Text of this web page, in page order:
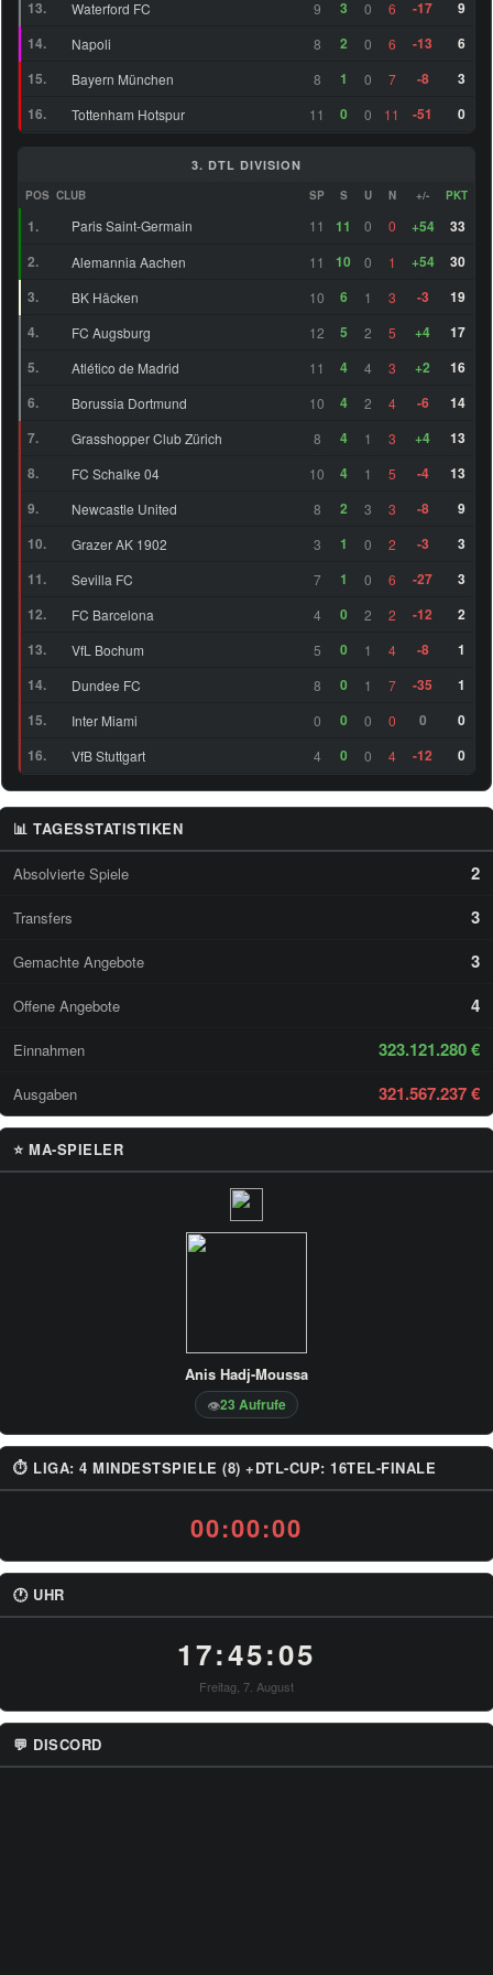
ZDM Corsin Konietzke (20) 63
Dongen (21)
ZOM Julian Justvan (28) 73
Sebastian Nanasi (24)
RF
Fernando López González
73
ZDM
ZOM Martín Ojeda (27) 76
(25)
RM Oliver Antman (24) 73
RF Rayane Bounida (20) 68
Wesley Gassova Ribeiro
13.
Waterford FC 9 3 0 6 -17
9
14.
Napoli 8 2 0 6 -13
6
15.
Bayern München 8 1 0 7 -8
3
16.
Tottenham Hotspur 11 0 0 11 -51 0
3. DTL DIVISION
POS CLUB SP S U N +/- PKT
1. Paris Saint-Germain 11 11 0 0 +54
33
2.
Alemannia Aachen 11 10 0 1 +54
30
3.
BK Häcken 10 6 1 3 -3
19
4.
FC Augsburg 12 5 2 5 +4
17
5.
Atlético de Madrid 11 4 4 3 +2
16
6.
Borussia Dortmund 10 4 2 4 -6
14
7.
Grasshopper Club Zürich 8 4 1 3 +4
13
8.
FC Schalke 04 10 4 1 5 -4
13
9.
Newcastle United 8 2 3 3 -8
9
10.
Grazer AK 1902 3 1 0 2 -3
3
11.
Sevilla FC 7 1 0 6 -27
3
12.
FC Barcelona 4 0 2 2 -12
2
13.
VfL Bochum 5 0 1 4 -8
1
14.
Dundee FC 8 0 1 7 -35
1
15.
Inter Miami 0 0 0 0 0
0
16.
VfB Stuttgart 4 0 0 4 -12 0
📊 TAGESSTATISTIKEN
Absolvierte Spiele 2
Transfers 3
Gemachte Angebote 3
Offene Angebote 4
Einnahmen 323.121.280 €
Ausgaben 321.567.237 €
⭐ MA-SPIELER
Anis Hadj-Moussa
👁23 Aufrufe
⏱ LIGA: 4 MINDESTSPIELE (8) +DTL-CUP: 16TEL-FINALE
00:00:00
🕐 UHR
17:45:05
Freitag, 7. August
💬 DISCORD